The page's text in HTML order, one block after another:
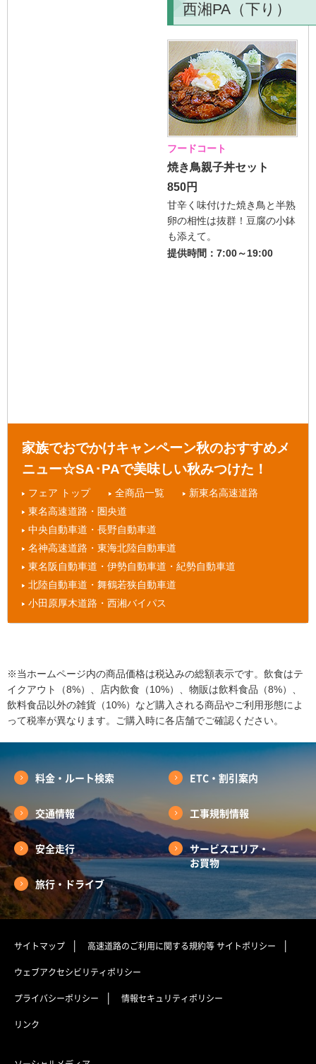
西湘PA（下り）
フードコート
焼き鳥親子丼セット
850円
甘辛く味付けた焼き鳥と半熟
卵の相性は抜群！豆腐の小鉢
も添えて。
提供時間：7:00～19:00
家族でおでかけキャンペーン秋のおすすめメ
ニュー☆SA･PAで美味しい秋みつけた！
フェア トップ 全商品一覧
新東名高速道路
東名高速道路・圏央道
中央自動車道・長野自動車道
名神高速道路・東海北陸自動車道
東名阪自動車道・伊勢自動車道・紀勢自動車道
北陸自動車道・舞鶴若狭自動車道
小田原厚木道路・西湘バイパス
※当ホームページ内の商品価格は税込みの総額表示です。飲食はテ
イクアウト（8%）、店内飲食（10%）、物販は飲料食品（8%）、
飲料食品以外の雑貨（10%）など購入される商品やご利用形態によ
って税率が異なります。ご購入時に各店舗でご確認ください。
料金・ルート検索 ETC・割引案内
交通情報 工事規制情報
安全走行
サービスエリア・
お買物
旅行・ドライブ
サイトマップ 高速道路のご利用に関する規約等サイトポリシー
ウェブアクセシビリティポリシー
プライバシーポリシー 情報セキュリティポリシー
リンク